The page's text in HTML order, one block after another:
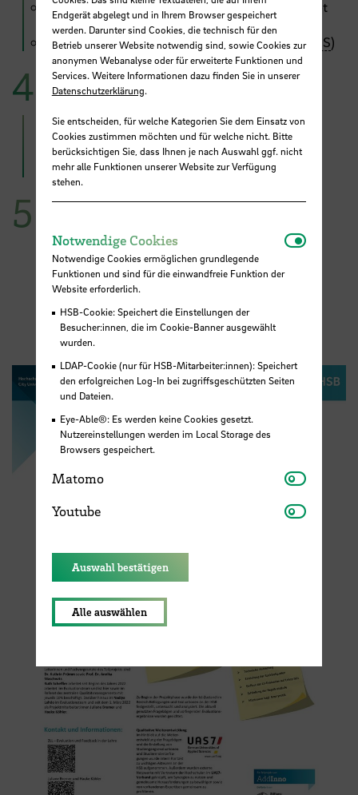
evasys+jetzt als flächendeckendes Tool-Angebot
für Lehrende
Einrichtung der LTI-Schnittstelle (evasys inAULIS)
Was uns am meisten Spaß macht...
Akteuren der Hochschule! :)
Was wir uns wünschen...
Eine schnelle Weiterentwicklung der digitalen
Infrastruktur (Vernetzung der HS-Systeme) und
weiterhin eine leidenschaftliche und hohe
Beteiligung an den Befragungen der
Endgerät abgelegt und in Ihrem Browser gespeichert
werden. Darunter sind Cookies, die technisch für den
Betrieb unserer Website notwendig sind, sowie Cookies zur
anonymen Webanalyse oder für erweiterte Funktionen und
Services. Weitere Informationen dazu finden Sie in unserer
Datenschutzerklärung.
Sie entscheiden, für welche Kategorien Sie dem Einsatz von
Cookies zustimmen möchten und für welche nicht. Bitte
berücksichtigen Sie, dass Ihnen je nach Auswahl ggf. nicht
mehr alle Funktionen unserer Website zur Verfügung
stehen.
Notwendige Cookies
Notwendige Cookies ermöglichen grundlegende
Funktionen und sind für die einwandfreie Funktion der
Website erforderlich.
HSB-Cookie: Speichert die Einstellungen der
Besucher:innen, die im Cookie-Banner ausgewählt
wurden.
LDAP-Cookie (nur für HSB-Mitarbeiter:innen): Speichert
den erfolgreichen Log-In bei zugriffsgeschützten Seiten
und Dateien.
Eye-Able®: Es werden keine Cookies gesetzt.
Nutzereinstellungen werden im Local Storage des
Browsers gespeichert.
Matomo Matomo
Youtube Youtube
Auswahl bestätigen
Alle auswählen